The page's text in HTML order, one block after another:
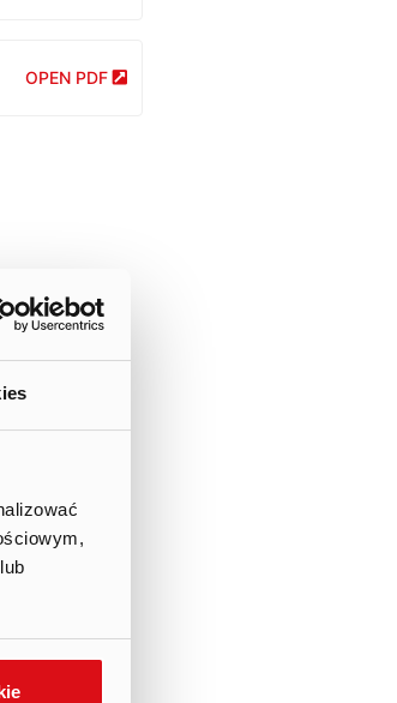
OPEN PDF